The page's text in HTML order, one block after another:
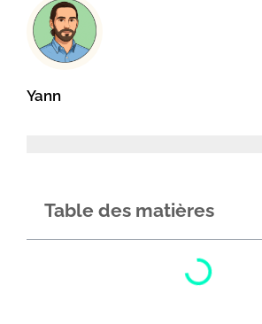
Yann
Table des matières